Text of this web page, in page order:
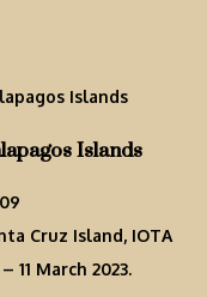
Islands
Cruz Island, IOTA
11 March 2023.